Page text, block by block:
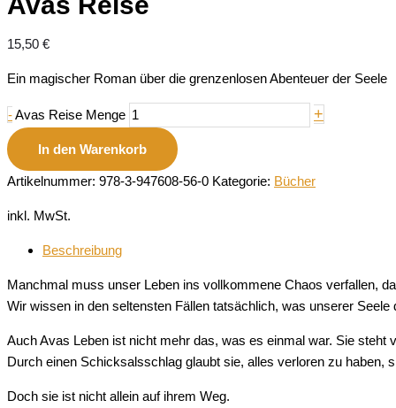
15,50 €
Ein magischer Roman über die grenzenlosen Abenteuer der Seele
-Avas Reise Menge +
In den Warenkorb
Artikelnummer: 978-3-947608-56-0 Kategorie: Bücher
inkl. MwSt.
Beschreibung
Manchmal muss unser Leben ins vollkommene Chaos verfallen,
Wir wissen in den seltensten Fällen tatsächlich, was unserer
Auch Avas Leben ist nicht mehr das, was es einmal war. Sie steht
Durch einen Schicksalsschlag glaubt sie, alles verloren zu haben,
Doch sie ist nicht allein auf ihrem Weg.